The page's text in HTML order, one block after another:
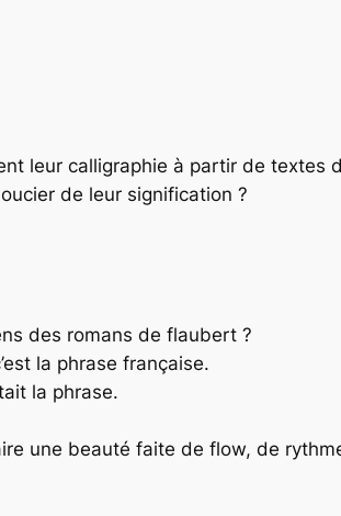
leur calligraphie à partir de textes
de leur signification ?
des romans de flaubert ?
la phrase française.
la phrase.
une beauté faite de flow, de